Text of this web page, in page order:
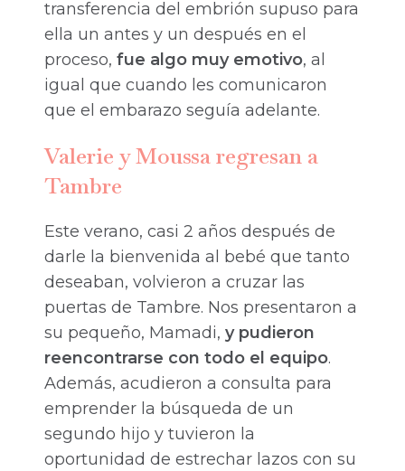
transferencia del embrión supuso para
ella un antes y un después en el
proceso, fue algo muy emotivo, al
igual que cuando les comunicaron
que el embarazo seguía adelante.
Valerie y Moussa regresan a
Tambre
Este verano, casi 2 años después de
darle la bienvenida al bebé que tanto
deseaban, volvieron a cruzar las
puertas de Tambre. Nos presentaron a
su pequeño, Mamadi, y pudieron
reencontrarse con todo el equipo.
Además, acudieron a consulta para
emprender la búsqueda de un
segundo hijo y tuvieron la
oportunidad de estrechar lazos con su